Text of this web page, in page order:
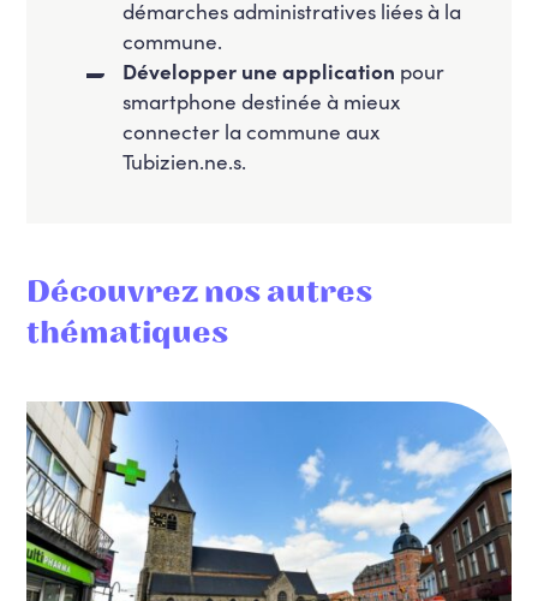
démarches administratives liées à la
commune.
Développer une application pour
smartphone destinée à mieux
connecter la commune aux
Tubizien.ne.s.
Découvrez nos autres
thématiques